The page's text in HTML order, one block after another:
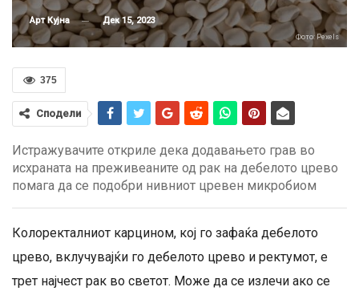
Арт Кујна Дек 15, 2023
Фото: Pexels
375
Сподели
Истражувачите откриле дека додавањето грав во
исхраната на преживеаните од рак на дебелото црево
помага да се подобри нивниот цревен микробиом
Колоректалниот карцином, кој го зафаќа дебелото
црево, вклучувајќи го дебелото црево и ректумот, е
трет најчест рак во светот. Може да се излечи ако се